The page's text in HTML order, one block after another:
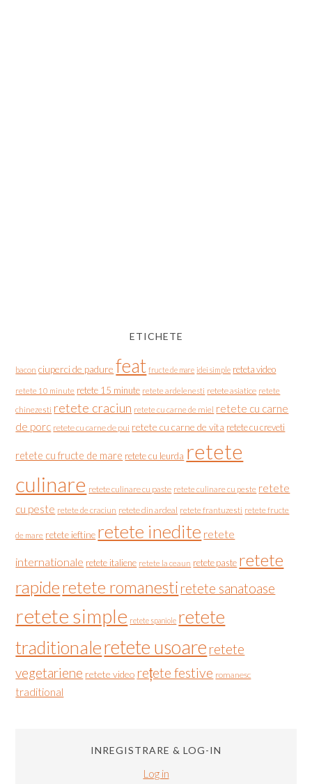
ETICHETE
bacon ciuperci de padure feat fructe de mare idei simple reteta video
retete 10 minute retete 15 minute retete ardelenesti retete asiatice retete
chinezesti retete craciun retete cu carne de miel retete cu carne
de porc retete cu carne de pui retete cu carne de vita retete cu creveti
retete cu fructe de mare retete cu leurda retete
culinare retete culinare cu paste retete culinare cu peste retete
cu peste retete de craciun retete din ardeal retete frantuzesti retete fructe
de mare retete ieftine retete inedite retete
internationale retete italiene retete la ceaun retete paste retete
rapideretete romanesti retete sanatoase
retete simple retete spaniole retete
traditionaleretete usoare retete
vegetariene retete video rețete festive romanesc
traditional
INREGISTRARE & LOG-IN
Log in